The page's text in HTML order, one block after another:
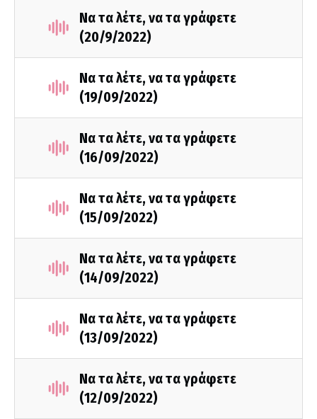
Να τα λέτε, να τα γράφετε
(20/9/2022)
Να τα λέτε, να τα γράφετε
(19/09/2022)
Να τα λέτε, να τα γράφετε
(16/09/2022)
Να τα λέτε, να τα γράφετε
(15/09/2022)
Να τα λέτε, να τα γράφετε
(14/09/2022)
Να τα λέτε, να τα γράφετε
(13/09/2022)
Να τα λέτε, να τα γράφετε
(12/09/2022)